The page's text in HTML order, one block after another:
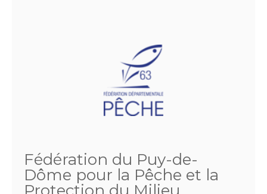
Fédération du Puy-de-
Dôme pour la Pêche et la